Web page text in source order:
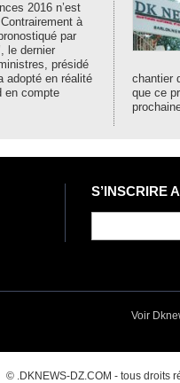
2016 n’est
à
par
le dernier
présidé
adopté en réalité
en compte
chantier
que ce
S’INSCRIRE
Voir
© .DKNEWS-DZ.COM - tous droits